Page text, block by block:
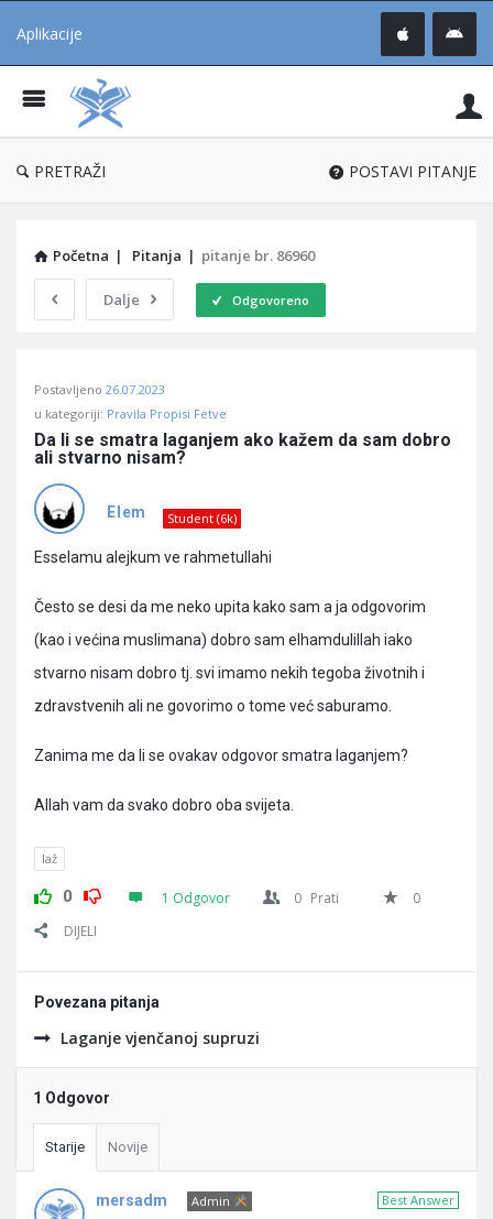
Aplikacije
®
PRETRAŽI POSTAVI PITANJE
Početna | Pitanja | pitanje br. 86960
Dalje Odgovoreno
Učene
Latest
Pitanja
Postavljeno 26.07.2023
u kategoriji: Pravila Propisi Fetve
Da li se smatra laganjem ako kažem da sam dobro
ali stvarno nisam?
Elem Student (6k)
Esselamu alejkum ve rahmetullahi
Često se desi da me neko upita kako sam a ja odgovorim
(kao i većina muslimana) dobro sam elhamdulillah iako
stvarno nisam dobro tj. svi imamo nekih tegoba životnih i
zdravstvenih ali ne govorimo o tome već saburamo.
Zanima me da li se ovakav odgovor smatra laganjem?
Allah vam da svako dobro oba svijeta.
laž
0 1 Odgovor 0 Prati
0
DIJELI
Povezana pitanja
Laganje vjenčanoj supruzi
1 Odgovor
Starije Novije
Best Answer
mersadm
Admin